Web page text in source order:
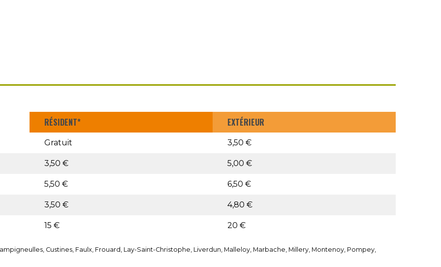
RÉSIDENT* EXTÉRIEUR
Gratuit 3,50 €
3,50 € 5,00 €
5,50 € 6,50 €
3,50 € 4,80 €
15 € 20 €
Custines, Faulx, Frouard, Lay-Saint-Christophe, Liverdun, Malleloy, Marbache, Millery, Montenoy, Pompey,